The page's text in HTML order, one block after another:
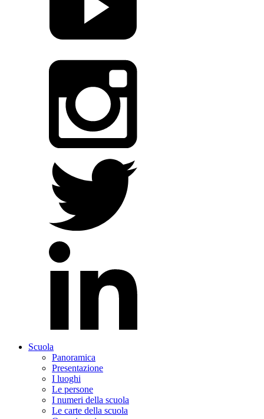
Scuola
Panoramica
Presentazione
I luoghi
Le persone
I numeri della scuola
Le carte della scuola